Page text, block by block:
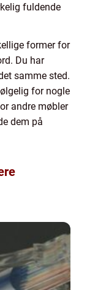
fuldende
former for
Du har
samme sted.
for nogle
andre møbler
dem på